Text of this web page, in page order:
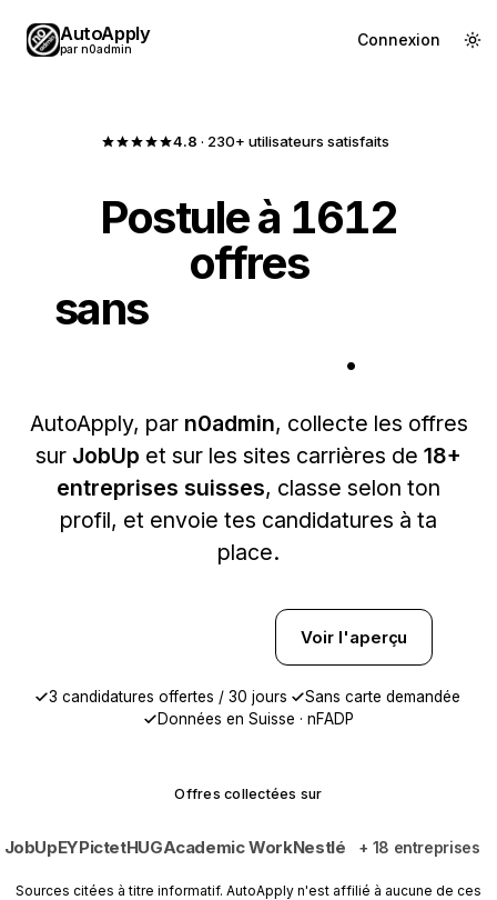
AutoApply
par n0admin Connexion
4.8 · 230+ utilisateurs satisfaits
Postule à 1612
offres
sans
.
AutoApply, par n0admin, collecte les offres
sur JobUp et sur les sites carrières de 18+
entreprises suisses, classe selon ton
profil, et envoie tes candidatures à ta
place.
Voir l'aperçu
3 candidatures offertes / 30 jours
Sans carte demandée
Données en Suisse · nFADP
Offres collectées sur
JobUpEYPictetHUGAcademic WorkNestlé + 18 entreprises
Sources citées à titre informatif. AutoApply n'est affilié à aucune de ces